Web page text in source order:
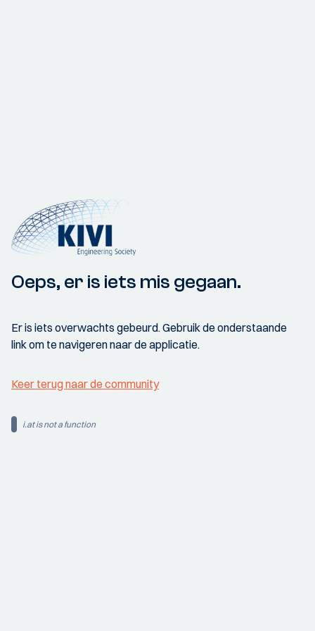
Oeps, er is iets mis gegaan.
Er is iets overwachts gebeurd. Gebruik de onderstaande
link om te navigeren naar de applicatie.
Keer terug naar de community
i.at is not a function